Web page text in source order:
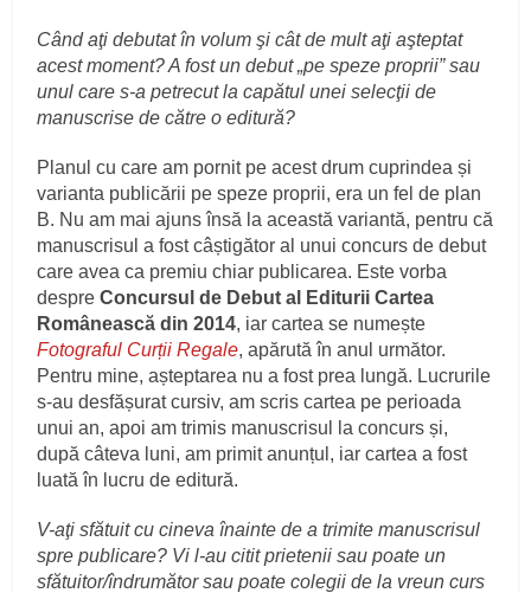
Când aţi debutat în volum şi cât de mult aţi aşteptat
acest moment? A fost un debut „pe speze proprii” sau
unul care s-a petrecut la capătul unei selecţii de
manuscrise de către o editură?
Planul cu care am pornit pe acest drum cuprindea și
varianta publicării pe speze proprii, era un fel de plan
B. Nu am mai ajuns însă la această variantă, pentru că
manuscrisul a fost câștigător al unui concurs de debut
care avea ca premiu chiar publicarea. Este vorba
despreConcursul de Debut al Editurii Cartea
Românească din 2014, iar cartea se numește
Fotograful Curții Regale, apărută în anul următor.
Pentru mine, așteptarea nu a fost prea lungă. Lucrurile
s-au desfășurat cursiv, am scris cartea pe perioada
unui an, apoi am trimis manuscrisul la concurs și,
după câteva luni, am primit anunțul, iar cartea a fost
luată în lucru de editură.
V-aţi sfătuit cu cineva înainte de a trimite manuscrisul
spre publicare? Vi l-au citit prietenii sau poate un
sfătuitor/îndrumător sau poate colegii de la vreun curs